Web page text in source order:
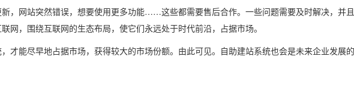
网站突然错误，想要使用更多功能……这些都需要售后合作。一些问题需要及时解决，并
，围绕互联网的生态布局，使它们永远处于时代前沿，占据市场。
能尽早地占据市场，获得较大的市场份额。由此可见。自助建站系统也会是未来企业发展